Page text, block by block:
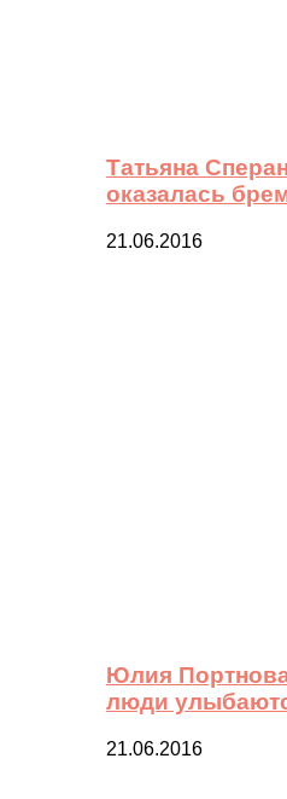
Татьяна
оказалась
21.06.2016
Юлия
люди
21.06.2016